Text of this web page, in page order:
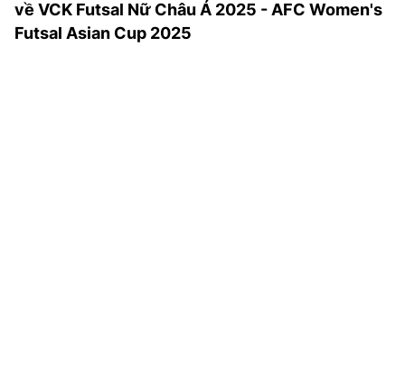
ẢNH
về VCK Futsal Nữ Châu Á 2025 - AFC Women's
Futsal Asian Cup 2025